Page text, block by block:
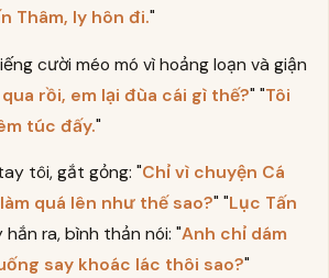
Thâm, ly hôn đi."
cười méo mó vì hoảng loạn và giận
rồi, em lại đùa cái gì thế?" "Tôi
túc đấy."
tôi, gắt gỏng: "Chỉ vì chuyện Cá
quá lên như thế sao?" "Lục Tấn
ra, bình thản nói: "Anh chỉ dám
say khoác lác thôi sao?"